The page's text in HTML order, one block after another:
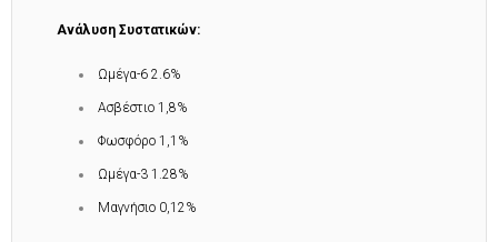
Ανάλυση Συστατικών:
Ωμέγα-6 2.6%
Ασβέστιο 1,8%
Φωσφόρο 1,1%
Ωμέγα-3 1.28%
Μαγνήσιο 0,12%